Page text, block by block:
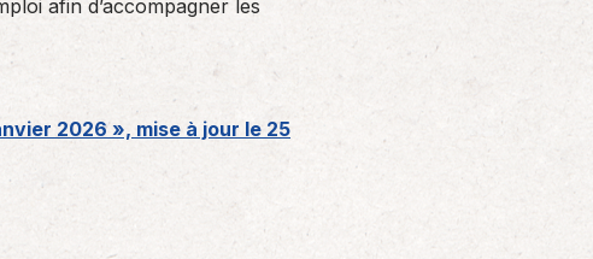
afin d’accompagner les
2026 », mise à jour le 25